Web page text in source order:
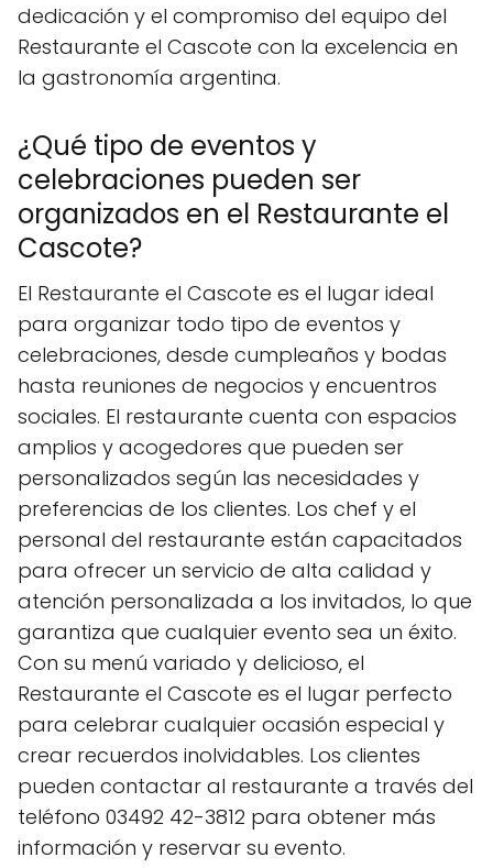
dedicación y el compromiso del equipo del
Restaurante el Cascote con la excelencia en
la gastronomía argentina.
¿Qué tipo de eventos y
celebraciones pueden ser
organizados en el Restaurante el
Cascote?
El Restaurante el Cascote es el lugar ideal
para organizar todo tipo de eventos y
celebraciones, desde cumpleaños y bodas
hasta reuniones de negocios y encuentros
sociales. El restaurante cuenta con espacios
amplios y acogedores que pueden ser
personalizados según las necesidades y
preferencias de los clientes. Los chef y el
personal del restaurante están capacitados
para ofrecer un servicio de alta calidad y
atención personalizada a los invitados, lo que
garantiza que cualquier evento sea un éxito.
Con su menú variado y delicioso, el
Restaurante el Cascote es el lugar perfecto
para celebrar cualquier ocasión especial y
crear recuerdos inolvidables. Los clientes
pueden contactar al restaurante a través del
teléfono 03492 42-3812 para obtener más
información y reservar su evento.